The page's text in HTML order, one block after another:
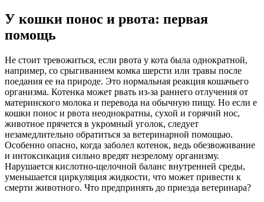
У кошки понос и рвота: первая
помощь
Не стоит тревожиться, если рвота у кота была однократной,
например, со срыгиванием комка шерсти или травы после
поедания ее на природе. Это нормальная реакция кошачьего
организма. Котенка может рвать из-за раннего отлучения от
материнского молока и перевода на обычную пищу. Но если e
кошки понос и рвота неоднократны, сухой и горячий нос,
животное прячется в укромный уголок, следует
незамедлительно обратиться за ветеринарной помощью.
Особенно опасно, когда заболел котенок, ведь обезвоживание
и интоксикация сильно вредят незрелому организму.
Нарушается кислотно-щелочной баланс внутренней среды,
уменьшается циркуляция жидкости, что может привести к
смерти животного. Что предпринять до приезда ветеринара?